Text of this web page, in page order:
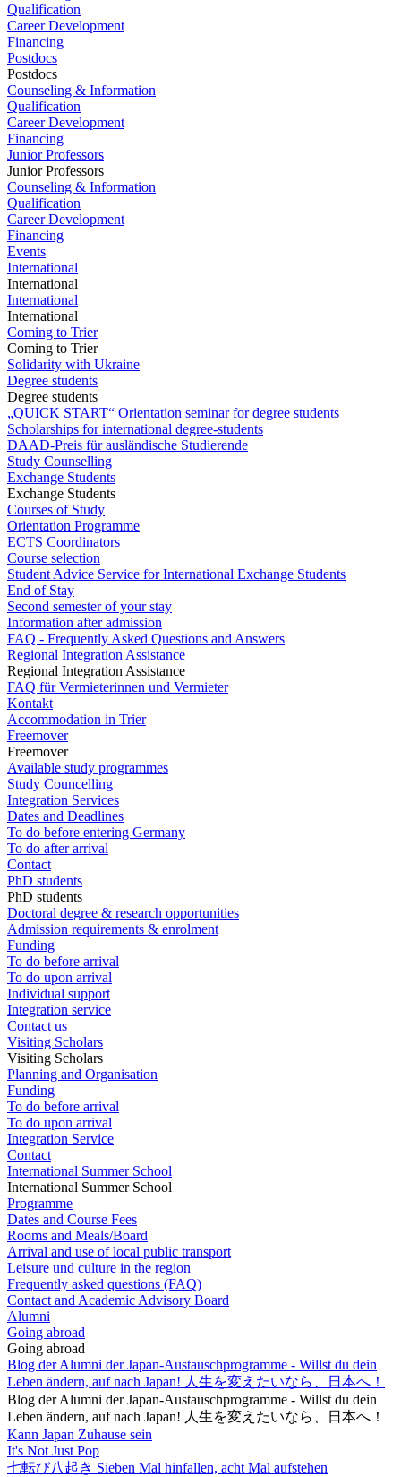
Qualification
Career Development
Financing
Postdocs
Postdocs
Counseling & Information
Qualification
Career Development
Financing
Junior Professors
Junior Professors
Counseling & Information
Qualification
Career Development
Financing
Events
International
International
International
International
Coming to Trier
Coming to Trier
Solidarity with Ukraine
Degree students
Degree students
„QUICK START“ Orientation seminar for degree students
Scholarships for international degree-students
DAAD-Preis für ausländische Studierende
Study Counselling
Exchange Students
Exchange Students
Courses of Study
Orientation Programme
ECTS Coordinators
Course selection
Student Advice Service for International Exchange Students
End of Stay
Second semester of your stay
Information after admission
FAQ - Frequently Asked Questions and Answers
Regional Integration Assistance
Regional Integration Assistance
FAQ für Vermieterinnen und Vermieter
Kontakt
Accommodation in Trier
Freemover
Freemover
Available study programmes
Study Councelling
Integration Services
Dates and Deadlines
To do before entering Germany
To do after arrival
Contact
PhD students
PhD students
Doctoral degree & research opportunities
Admission requirements & enrolment
Funding
To do before arrival
To do upon arrival
Individual support
Integration service
Contact us
Visiting Scholars
Visiting Scholars
Planning and Organisation
Funding
To do before arrival
To do upon arrival
Integration Service
Contact
International Summer School
International Summer School
Programme
Dates and Course Fees
Rooms and Meals/Board
Arrival and use of local public transport
Leisure und culture in the region
Frequently asked questions (FAQ)
Contact and Academic Advisory Board
Alumni
Going abroad
Going abroad
Blog der Alumni der Japan-Austauschprogramme - Willst du dein
Leben ändern, auf nach Japan! 人生を変えたいなら、日本へ！
Blog der Alumni der Japan-Austauschprogramme - Willst du dein
Leben ändern, auf nach Japan! 人生を変えたいなら、日本へ！
Kann Japan Zuhause sein
It's Not Just Pop
七転び八起き Sieben Mal hinfallen, acht Mal aufstehen